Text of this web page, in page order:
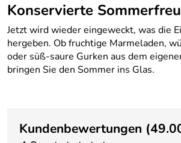
Konservierte
Jetzt wird wieder eingeweckt, was die
hergeben. Ob fruchtige Marmeladen,
oder süß-saure Gurken aus dem
bringen Sie den Sommer ins Glas.
Kundenbewertungen